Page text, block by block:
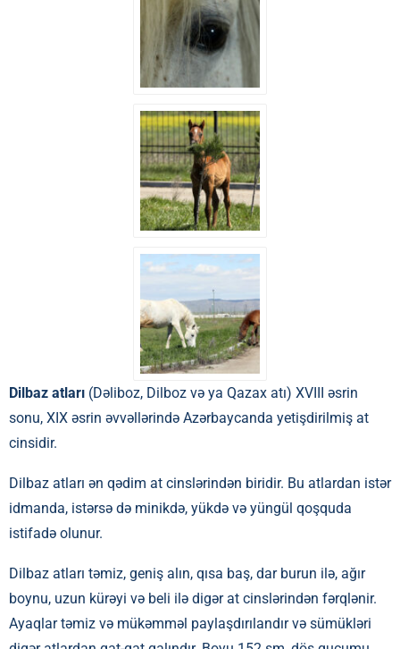
Dilbaz atları (Dəliboz, Dilboz və ya Qazax atı) XVIII əsrin
sonu, XIX əsrin əvvəllərində Azərbaycanda yetişdirilmiş at
cinsidir.
Dilbaz atları ən qədim at cinslərindən biridir. Bu atlardan istər
idmanda, istərsə də minikdə, yükdə və yüngül qoşquda
istifadə olunur.
Dilbaz atları təmiz, geniş alın, qısa baş, dar burun ilə, ağır
boynu, uzun kürəyi və beli ilə digər at cinslərindən fərqlənir.
Ayaqlar təmiz və mükəmməl paylaşdırılandır və sümükləri